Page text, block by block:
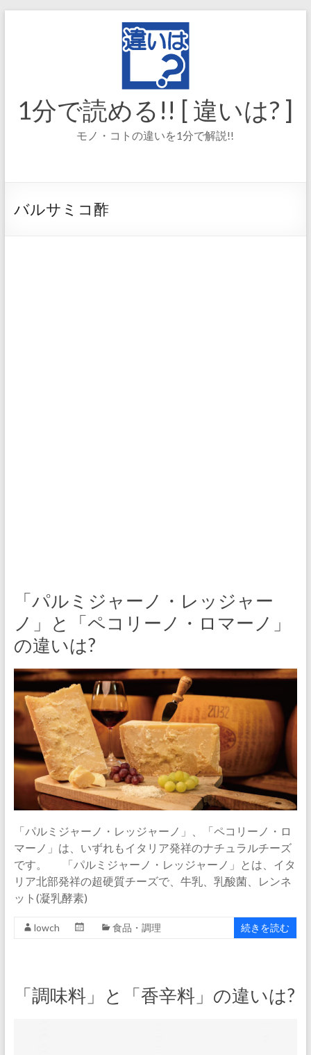
1分で読める!! [ 違いは? ]
モノ・コトの違いを1分で解説!!
バルサミコ酢
「パルミジャーノ・レッジャー
ノ」と「ペコリーノ・ロマーノ」
の違いは?
「パルミジャーノ・レッジャーノ」、「ペコリーノ・ロ
マーノ」は、いずれもイタリア発祥のナチュラルチーズ
です。 「パルミジャーノ・レッジャーノ」とは、イタ
リア北部発祥の超硬質チーズで、牛乳、乳酸菌、レンネ
ット(凝乳酵素)
lowch 食品・調理 続きを読む
「調味料」と「香辛料」の違いは?